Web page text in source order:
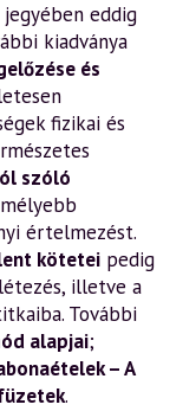
eddig
kiadványa
és
fizikai és
szóló
értelmezést.
kötetei pedig
illetve a
További
alapjai;
– A
.